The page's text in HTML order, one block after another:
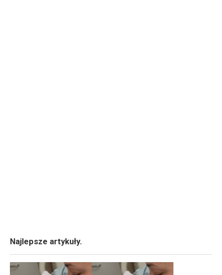
Najlepsze artykuły.